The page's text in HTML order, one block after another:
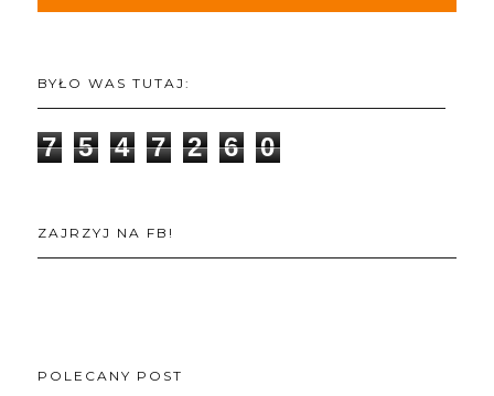
BYŁO WAS TUTAJ:
7 5 4 7 2 6 0
ZAJRZYJ NA FB!
POLECANY POST